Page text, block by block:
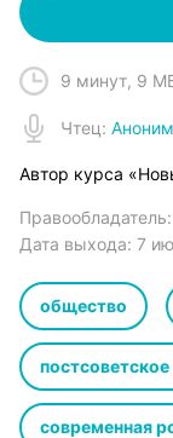
9 минут, 9
Чтец:
Автор курса
Правообладатель:
Дата выхода: 7
общество
современная